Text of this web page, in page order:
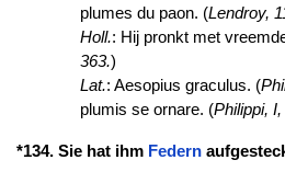
plumes du paon. (Lendroy,
Holl.: Hij pronkt met
363.)
Lat.: Aesopius graculus. (
plumis se ornare. (Philippi,
*134. Sie hat ihm Federn